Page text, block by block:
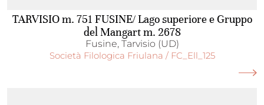
TARVISIO m. 751 FUSINE/ Lago superiore e Gruppo
del Mangart m. 2678
Fusine, Tarvisio (UD)
Società Filologica Friulana / FC_Ell_125